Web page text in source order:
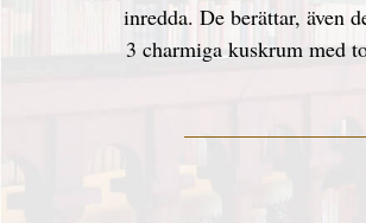
inredda. De berättar, även
3 charmiga kuskrum med